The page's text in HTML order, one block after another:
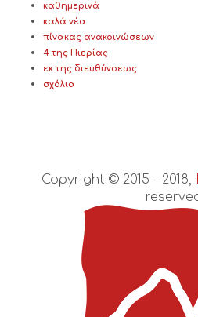
καθημερινά
καλά νέα
πίνακας ανακοινώσεων
4 της Πιερίας
εκ της διευθύνσεως
σχόλια
Copyright © 2015 - 2018,